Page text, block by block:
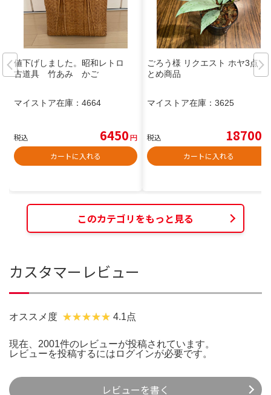
値下げしました。昭和レトロ
古道具 竹あみ かご
マイストア在庫： 4664
税込 6450円
カートに入れる
ごろう様 リクエスト ホヤ3点 ま
とめ商品
マイストア在庫： 3625
税込 18700
カートに入れる
このカテゴリをもっと見る
カスタマーレビュー
オススメ度 4.1点
現在、2001件のレビューが投稿されています。
レビューを投稿するには ログインが必要です。
レビューを書く